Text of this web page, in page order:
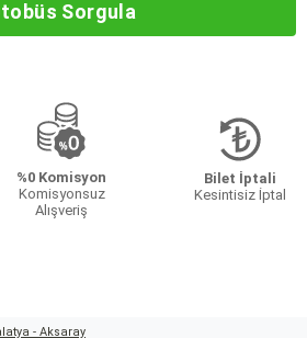
Sorgula
%0 Komisyon
Komisyonsuz
Alışveriş
Bilet İptali
Kesintisiz İptal
- Aksaray